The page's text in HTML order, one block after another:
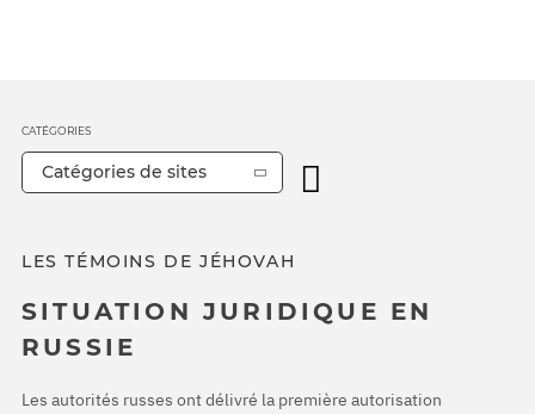
LES TÉMOINS DE JÉHOVAH
SITUATION JURIDIQUE EN
RUSSIE
Les autorités russes ont délivré la première autorisation
CATÉGORIES
Catégories de sites